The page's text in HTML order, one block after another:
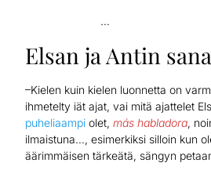
…
Elsan ja Antin
–Kielen kuin kielen luonnetta on
ihmetelty iät ajat, vai mitä ajattelet
puheliaampi olet, más habladora,
ilmaistuna…, esimerkiksi silloin kun
äärimmäisen tärkeätä, sängyn